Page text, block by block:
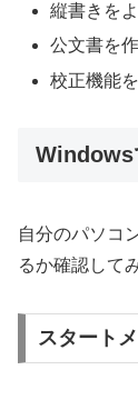
縦書きを
公文書を
校正機能
Windows
自分のパソコ
るか確認して
スタート